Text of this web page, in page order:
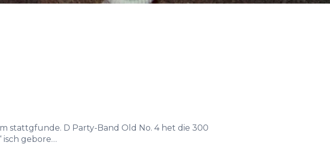
stattgfunde. D Party-Band Old No. 4 het die 300
isch gebore…